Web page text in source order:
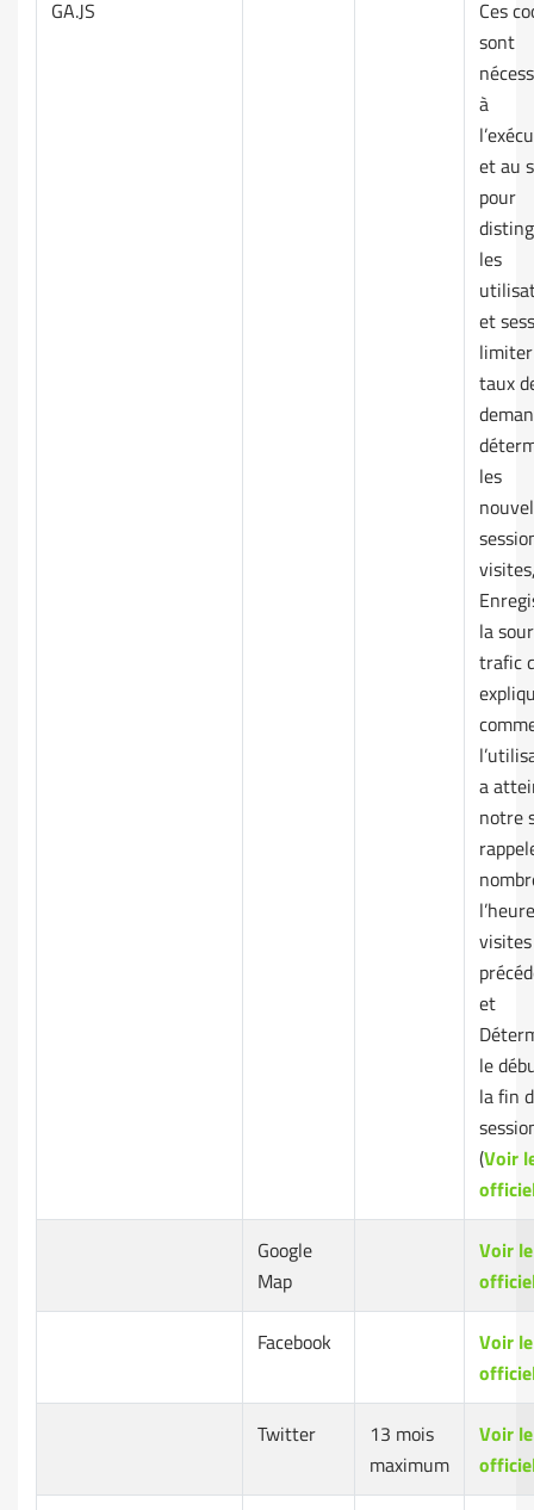
GA.JS
Ces
sont
à
et au
pour
les
et
taux
les
la
trafic
a
notre
visites
et
le
la fin
(Voir
Google
Map
Voir
Facebook
Voir
Twitter
13 mois
maximum
Voir